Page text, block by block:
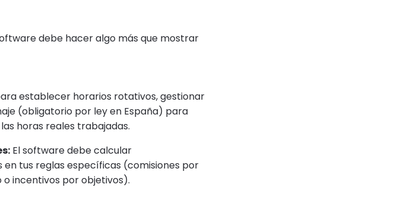
debe hacer algo más que mostrar
establecer horarios rotativos, gestionar
(obligatorio por ley en España) para
horas reales trabajadas.
El software debe calcular
tus reglas específicas (comisiones por
incentivos por objetivos).